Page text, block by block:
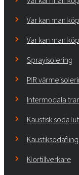
Var kan man
Var kan man
Sprayisolering
PIR
Intermodala
Kaustisk soda lut
Klortillverkare